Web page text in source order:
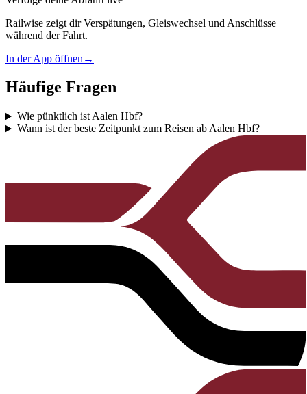
Railwise zeigt dir Verspätungen, Gleiswechsel und Anschlüsse
während der Fahrt.
In der App öffnen →
Häufige Fragen
Wie pünktlich ist Aalen Hbf?
Wann ist der beste Zeitpunkt zum Reisen ab Aalen Hbf?